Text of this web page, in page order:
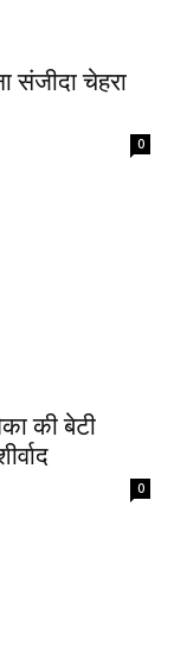
संजीदा चेहरा
0
की बेटी
0